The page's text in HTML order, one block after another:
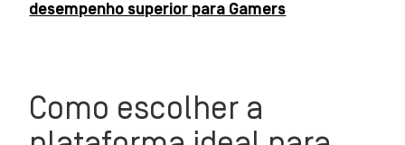
desempenho superior para Gamers
Como escolher a